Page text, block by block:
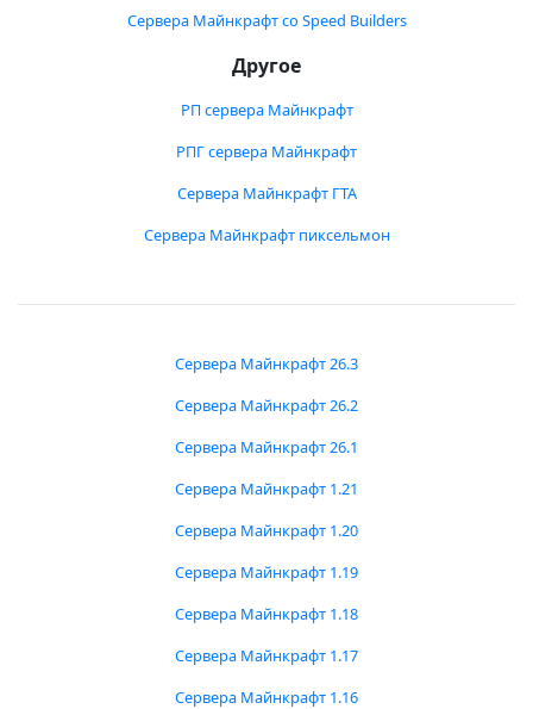
Сервера Майнкрафт со Speed Builders
Другое
РП сервера Майнкрафт
РПГ сервера Майнкрафт
Сервера Майнкрафт ГТА
Сервера Майнкрафт пиксельмон
Сервера Майнкрафт 26.3
Сервера Майнкрафт 26.2
Сервера Майнкрафт 26.1
Сервера Майнкрафт 1.21
Сервера Майнкрафт 1.20
Сервера Майнкрафт 1.19
Сервера Майнкрафт 1.18
Сервера Майнкрафт 1.17
Сервера Майнкрафт 1.16